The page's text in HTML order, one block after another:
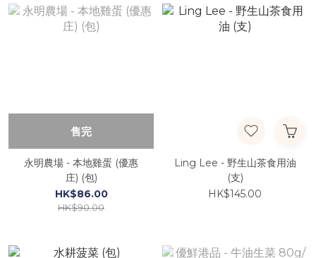
售完
永明農場 - 本地雞蛋 (優惠
庄) (包)
HK$86.00
HK$90.00
Ling Lee - 野生山茶食用油
(支)
HK$145.00